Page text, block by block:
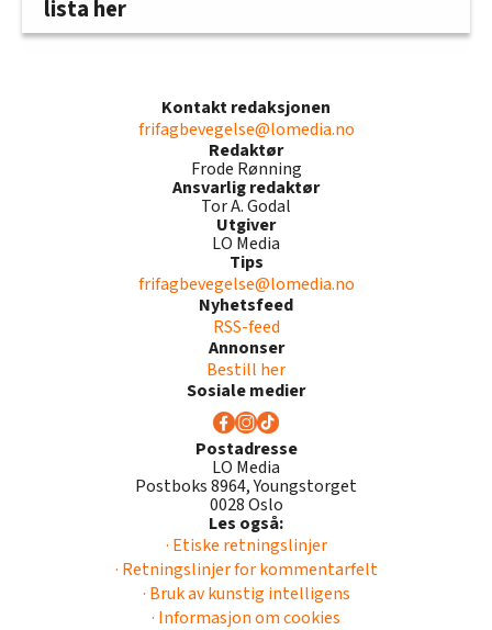
lista her
Kontakt redaksjonen
frifagbevegelse@lomedia.no
Redaktør
Frode Rønning
Ansvarlig redaktør
Tor A. Godal
Utgiver
LO Media
Tips
frifagbevegelse@lomedia.no
Nyhetsfeed
RSS-feed
Annonser
Bestill her
Sosiale medier
Postadresse
LO Media
Postboks 8964, Youngstorget
0028 Oslo
Les også:
· Etiske retningslinjer
· Retningslinjer for kommentarfelt
· Bruk av kunstig intelligens
· Informasjon om cookies